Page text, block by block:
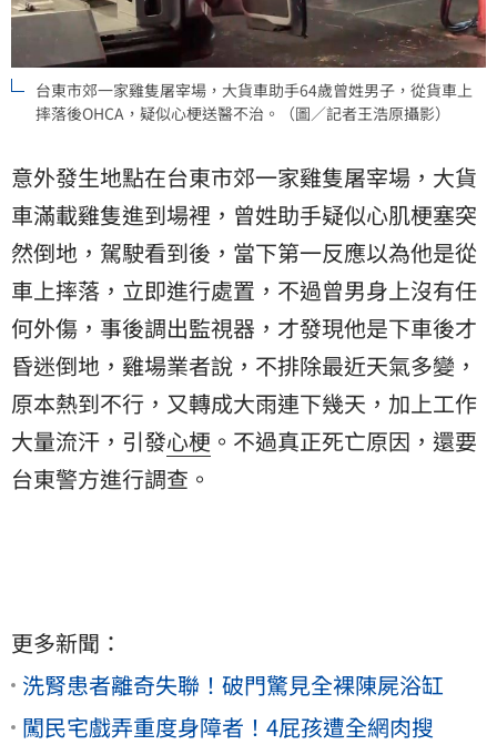
台東市郊一家雞隻屠宰場，大貨車助手64歲曾姓男子，從貨車上
摔落後OHCA，疑似心梗送醫不治。（圖／記者王浩原攝影）
意外發生地點在台東市郊一家雞隻屠宰場，大貨
車滿載雞隻進到場裡，曾姓助手疑似心肌梗塞突
然倒地，駕駛看到後，當下第一反應以為他是從
車上摔落，立即進行處置，不過曾男身上沒有任
何外傷，事後調出監視器，才發現他是下車後才
昏迷倒地，雞場業者說，不排除最近天氣多變，
原本熱到不行，又轉成大雨連下幾天，加上工作
大量流汗，引發心梗 。不過真正死亡原因，還要
台東警方進行調查。
更多新聞：
洗腎患者離奇失聯！破門驚見全裸陳屍浴缸
闖民宅戲弄重度身障者！4屁孩遭全網肉搜